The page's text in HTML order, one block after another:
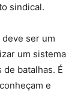
sindical.
deve ser um
um sistema
batalhas. É
e